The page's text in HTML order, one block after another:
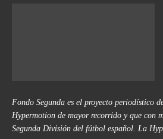
Fondo Segunda es el proyecto periodístico
Hypermotion de mayor recorrido y que con
Segunda División del fútbol español. La